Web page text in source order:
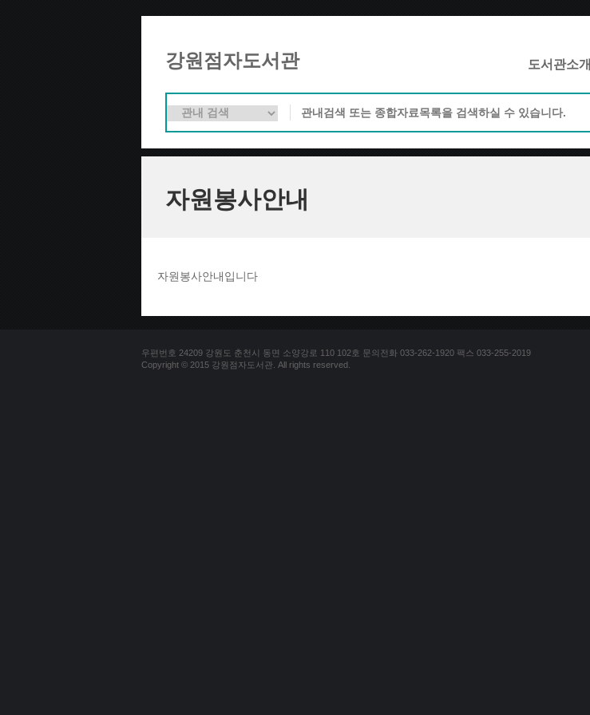
강원점자도서관 도서관소개
자원봉사안내
자원봉사안내입니다
우편번호 24209 강원도 춘천시 동면 소양강로 110 102호 문의전화 033-262-1920 팩스 033-255-2019
Copyright © 2015 강원점자도서관. All rights reserved.